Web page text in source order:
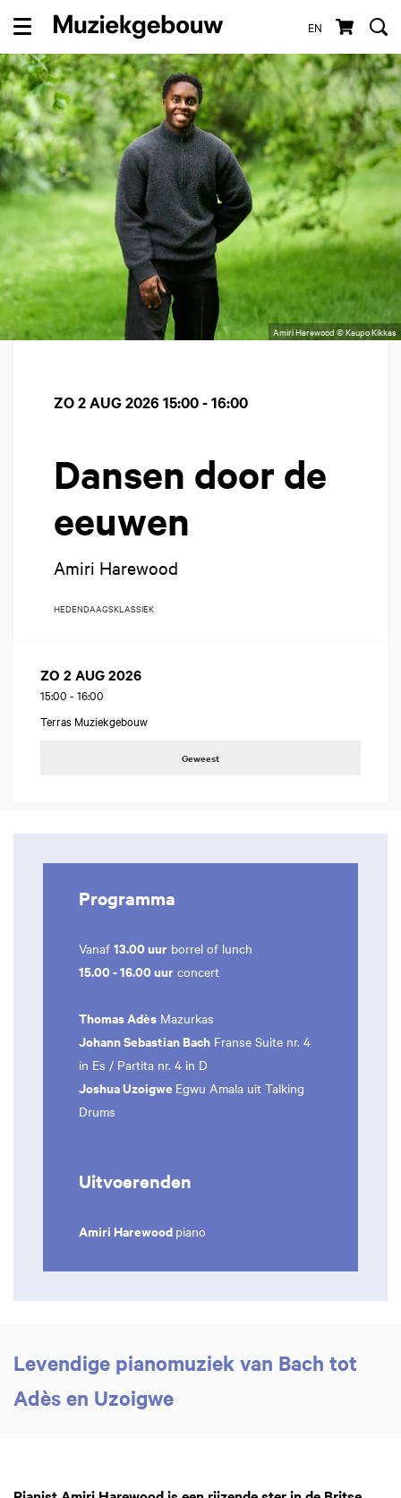
EN
Menu
Amiri Harewood © Kaupo Kikkas
Dansen door de
eeuwen
Amiri Harewood
ZO 2 AUG 2026 15:00 - 16:00
HEDENDAAGSKLASSIEK
ZO 2 AUG 2026
15:00 - 16:00
Terras Muziekgebouw
Geweest
Programma
Vanaf 13.00 uur borrel of lunch
15.00 - 16.00 uur concert
Thomas Adès Mazurkas
Johann Sebastian Bach Franse Suite nr. 4
in Es / Partita nr. 4 in D
Joshua Uzoigwe Egwu Amala uit Talking
Drums
Uitvoerenden
Amiri Harewood piano
Levendige pianomuziek van Bach tot
Adès en Uzoigwe